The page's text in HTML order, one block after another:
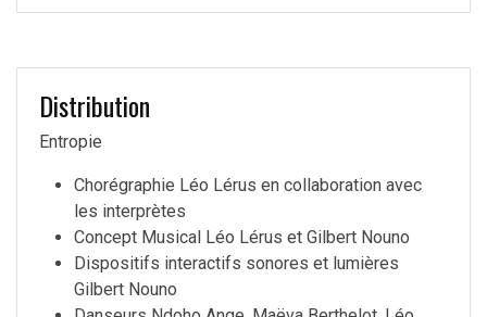
Distribution
Entropie
Chorégraphie Léo Lérus en collaboration avec
les interprètes
Concept Musical Léo Lérus et Gilbert Nouno
Dispositifs interactifs sonores et lumières
Gilbert Nouno